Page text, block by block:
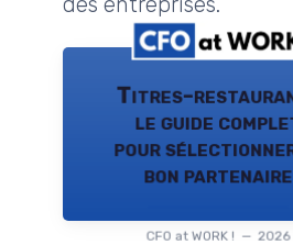
Titres-
le guide
pour
bon partenaire
CFO at WORK ! — 2026